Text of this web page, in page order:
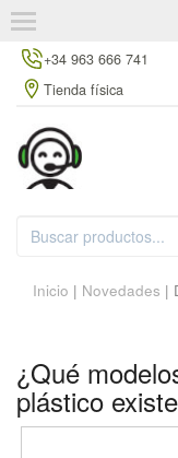
+34 963 666 741
Tienda física
Inicio | Novedades |
¿Qué
plástico